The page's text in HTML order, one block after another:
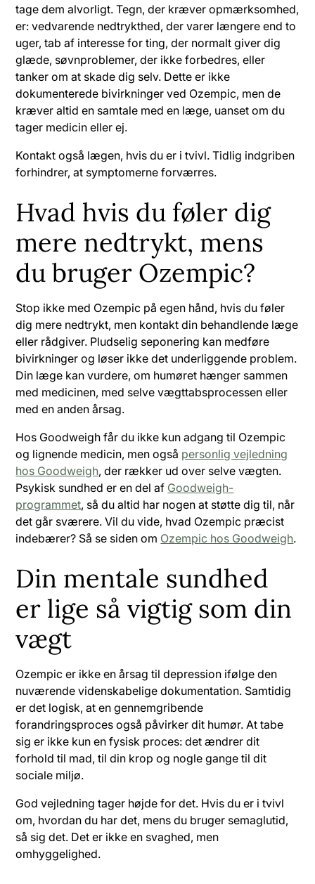
tage dem alvorligt. Tegn, der kræver opmærksomhed,
er: vedvarende nedtrykthed, der varer længere end to
uger, tab af interesse for ting, der normalt giver dig
glæde, søvnproblemer, der ikke forbedres, eller
tanker om at skade dig selv. Dette er ikke
dokumenterede bivirkninger ved Ozempic, men de
kræver altid en samtale med en læge, uanset om du
tager medicin eller ej.
Kontakt også lægen, hvis du er i tvivl. Tidlig indgriben
forhindrer, at symptomerne forværres.
Hvad hvis du føler dig
mere nedtrykt, mens
du bruger Ozempic?
Stop ikke med Ozempic på egen hånd, hvis du føler
dig mere nedtrykt, men kontakt din behandlende læge
eller rådgiver. Pludselig seponering kan medføre
bivirkninger og løser ikke det underliggende problem.
Din læge kan vurdere, om humøret hænger sammen
med medicinen, med selve vægttabsprocessen eller
med en anden årsag.
Hos Goodweigh får du ikke kun adgang til Ozempic
og lignende medicin, men også personlig vejledning
hos Goodweigh, der rækker ud over selve vægten.
Psykisk sundhed er en del af Goodweigh-
programmet, så du altid har nogen at støtte dig til, når
det går sværere. Vil du vide, hvad Ozempic præcist
indebærer? Så se siden om Ozempic hos Goodweigh.
Din mentale sundhed
er lige så vigtig som din
vægt
Ozempic er ikke en årsag til depression ifølge den
nuværende videnskabelige dokumentation. Samtidig
er det logisk, at en gennemgribende
forandringsproces også påvirker dit humør. At tabe
sig er ikke kun en fysisk proces: det ændrer dit
forhold til mad, til din krop og nogle gange til dit
sociale miljø.
God vejledning tager højde for det. Hvis du er i tvivl
om, hvordan du har det, mens du bruger semaglutid,
så sig det. Det er ikke en svaghed, men
omhyggelighed.